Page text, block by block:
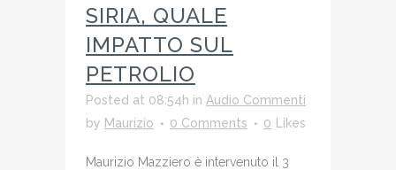
SIRIA, QUALE
IMPATTO SUL
PETROLIO
Posted at 08:54h in Audio Commenti
by Maurizio 0 Comments 0 Likes
Maurizio Mazziero è intervenuto il 3